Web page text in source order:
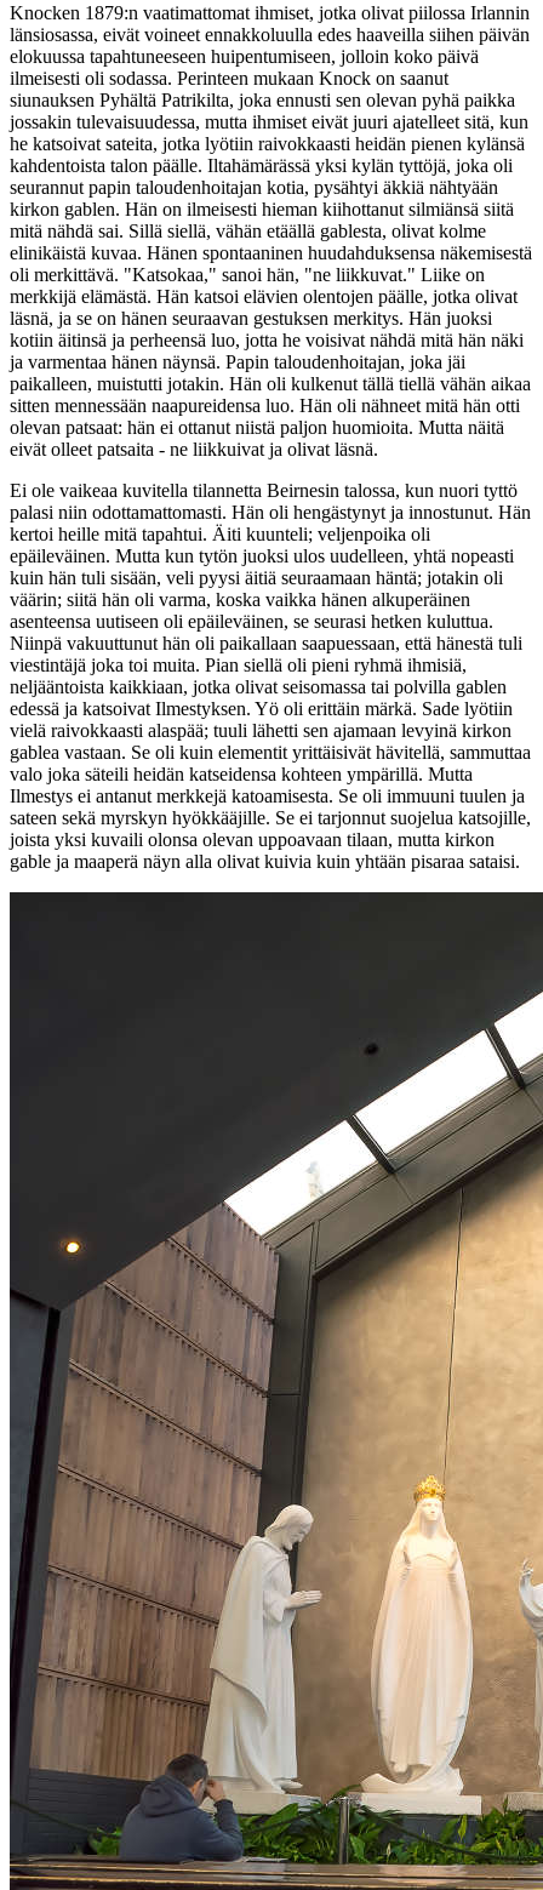
Knocken 1879:n vaatimattomat ihmiset, jotka olivat piilossa Irlannin
länsiosassa, eivät voineet ennakkoluulla edes haaveilla siihen päivän
elokuussa tapahtuneeseen huipentumiseen, jolloin koko päivä
ilmeisesti oli sodassa. Perinteen mukaan Knock on saanut
siunauksen Pyhältä Patrikilta, joka ennusti sen olevan pyhä paikka
jossakin tulevaisuudessa, mutta ihmiset eivät juuri ajatelleet sitä, kun
he katsoivat sateita, jotka lyötiin raivokkaasti heidän pienen kylänsä
kahdentoista talon päälle. Iltahämärässä yksi kylän tyttöjä, joka oli
seurannut papin taloudenhoitajan kotia, pysähtyi äkkiä nähtyään
kirkon gablen. Hän on ilmeisesti hieman kiihottanut silmiänsä siitä
mitä nähdä sai. Sillä siellä, vähän etäällä gablesta, olivat kolme
elinikäistä kuvaa. Hänen spontaaninen huudahduksensa näkemisestä
oli merkittävä. "Katsokaa," sanoi hän, "ne liikkuvat." Liike on
merkkijä elämästä. Hän katsoi elävien olentojen päälle, jotka olivat
läsnä, ja se on hänen seuraavan gestuksen merkitys. Hän juoksi
kotiin äitinsä ja perheensä luo, jotta he voisivat nähdä mitä hän näki
ja varmentaa hänen näynsä. Papin taloudenhoitajan, joka jäi
paikalleen, muistutti jotakin. Hän oli kulkenut tällä tiellä vähän aikaa
sitten mennessään naapureidensa luo. Hän oli nähneet mitä hän otti
olevan patsaat: hän ei ottanut niistä paljon huomioita. Mutta näitä
eivät olleet patsaita - ne liikkuivat ja olivat läsnä.
Ei ole vaikeaa kuvitella tilannetta Beirnesin talossa, kun nuori tyttö
palasi niin odottamattomasti. Hän oli hengästynyt ja innostunut. Hän
kertoi heille mitä tapahtui. Äiti kuunteli; veljenpoika oli
epäileväinen. Mutta kun tytön juoksi ulos uudelleen, yhtä nopeasti
kuin hän tuli sisään, veli pyysi äitiä seuraamaan häntä; jotakin oli
väärin; siitä hän oli varma, koska vaikka hänen alkuperäinen
asenteensa uutiseen oli epäileväinen, se seurasi hetken kuluttua.
Niinpä vakuuttunut hän oli paikallaan saapuessaan, että hänestä tuli
viestintäjä joka toi muita. Pian siellä oli pieni ryhmä ihmisiä,
neljääntoista kaikkiaan, jotka olivat seisomassa tai polvilla gablen
edessä ja katsoivat Ilmestyksen. Yö oli erittäin märkä. Sade lyötiin
vielä raivokkaasti alaspää; tuuli lähetti sen ajamaan levyinä kirkon
gablea vastaan. Se oli kuin elementit yrittäisivät hävitellä, sammuttaa
valo joka säteili heidän katseidensa kohteen ympärillä. Mutta
Ilmestys ei antanut merkkejä katoamisesta. Se oli immuuni tuulen ja
sateen sekä myrskyn hyökkääjille. Se ei tarjonnut suojelua katsojille,
joista yksi kuvaili olonsa olevan uppoavaan tilaan, mutta kirkon
gable ja maaperä näyn alla olivat kuivia kuin yhtään pisaraa sataisi.